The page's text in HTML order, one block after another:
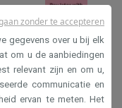
gegevens over u bij elk
om u de aanbiedingen
relevant zijn en om u,
communicatie en
ervan te meten. Het
zonder te accepteren